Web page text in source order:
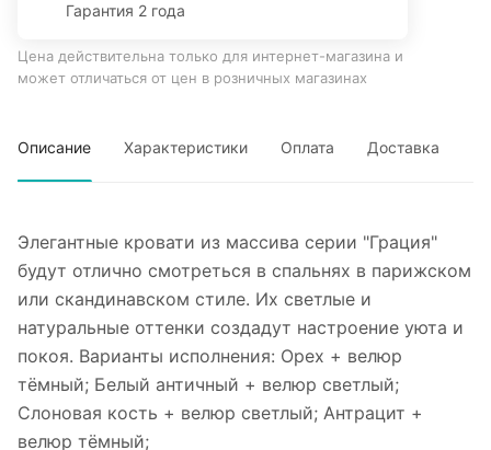
Гарантия 2 года
Цена действительна только для интернет-магазина и
может отличаться от цен в розничных магазинах
Описание Характеристики Оплата Доставка
Элегантные кровати из массива серии "Грация"
будут отлично смотреться в спальнях в парижском
или скандинавском стиле. Их светлые и
натуральные оттенки создадут настроение уюта и
покоя. Варианты исполнения: Орех + велюр
тёмный; Белый античный + велюр светлый;
Слоновая кость + велюр светлый; Антрацит +
велюр тёмный;